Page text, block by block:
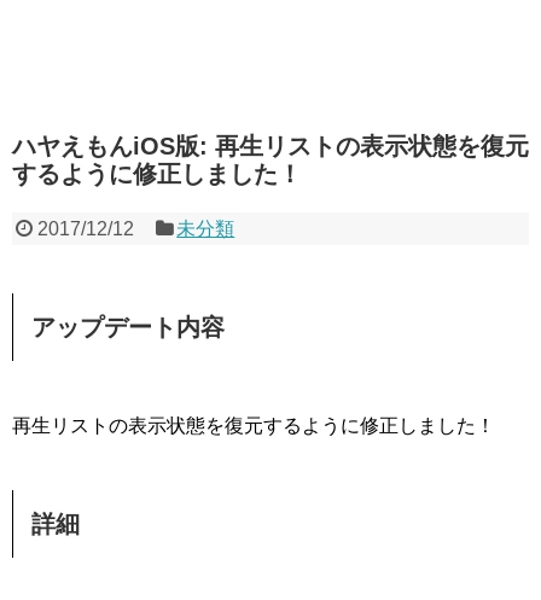
ハヤえもんiOS版: 再生リストの表示状態を復元
するように修正しました！
2017/12/12 未分類
アップデート内容
再生リストの表示状態を復元するように修正しました！
詳細